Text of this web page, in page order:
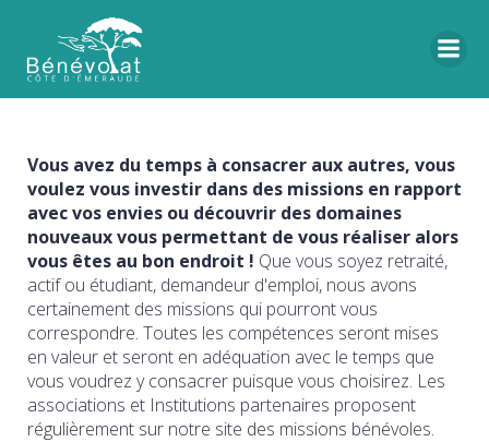
Vous avez du temps à consacrer aux autres, vous
voulez vous investir dans des missions en rapport
avec vos envies ou découvrir des domaines
nouveaux vous permettant de vous réaliser alors
vous êtes au bon endroit ! Que vous soyez retraité,
actif ou étudiant, demandeur d'emploi, nous avons
certainement des missions qui pourront vous
correspondre. Toutes les compétences seront mises
en valeur et seront en adéquation avec le temps que
vous voudrez y consacrer puisque vous choisirez. Les
associations et Institutions partenaires proposent
régulièrement sur notre site des missions bénévoles.